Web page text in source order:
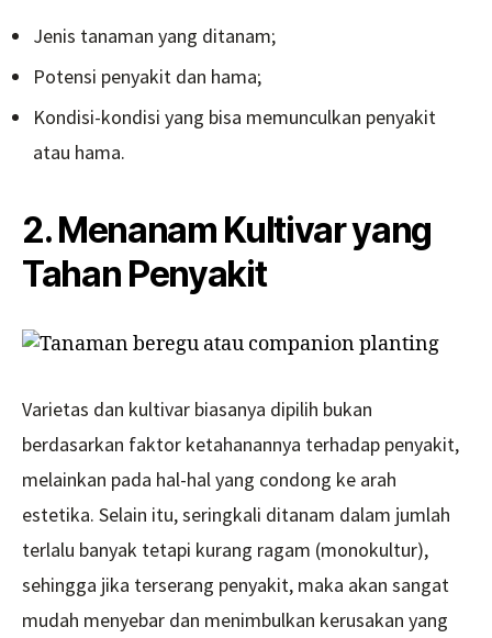
Jenis tanaman yang ditanam;
Potensi penyakit dan hama;
Kondisi-kondisi yang bisa memunculkan penyakit
atau hama.
2. Menanam Kultivar yang
Tahan Penyakit
Varietas dan kultivar biasanya dipilih bukan
berdasarkan faktor ketahanannya terhadap penyakit,
melainkan pada hal-hal yang condong ke arah
estetika. Selain itu, seringkali ditanam dalam jumlah
terlalu banyak tetapi kurang ragam (monokultur),
sehingga jika terserang penyakit, maka akan sangat
mudah menyebar dan menimbulkan kerusakan yang